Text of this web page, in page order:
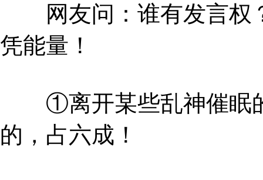
网友问：谁有发言权
凭能量！
①离开某些乱神催眠的
的，占六成！